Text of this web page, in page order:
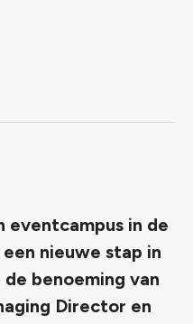
eventcampus in de
nieuwe stap in
benoeming van
Director en